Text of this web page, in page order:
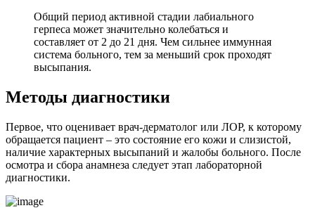
Общий период активной стадии лабиального
герпеса может значительно колебаться и
составляет от 2 до 21 дня. Чем сильнее иммунная
система больного, тем за меньший срок проходят
высыпания.
Методы диагностики
Первое, что оценивает врач-дерматолог или ЛОР, к которому
обращается пациент – это состояние его кожи и слизистой,
наличие характерных высыпаний и жалобы больного. После
осмотра и сбора анамнеза следует этап лабораторной
диагностики.